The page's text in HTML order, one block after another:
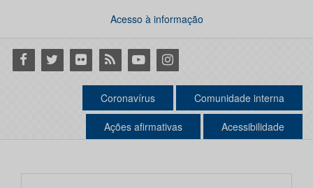
Acesso à informação
Facebook
Twitter Flickr RSS YoutubeInstagram
Coronavírus Comunidade interna
Ações afirmativas Acessibilidade